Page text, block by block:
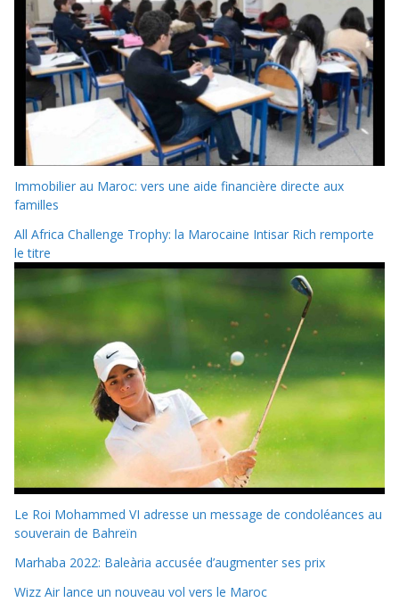
Immobilier au Maroc: vers une aide financière directe aux
familles
All Africa Challenge Trophy: la Marocaine Intisar Rich remporte
le titre
Le Roi Mohammed VI adresse un message de condoléances au
souverain de Bahreïn
Marhaba 2022: Baleària accusée d’augmenter ses prix
Wizz Air lance un nouveau vol vers le Maroc